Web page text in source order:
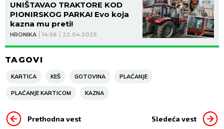
HRONIKA 14:56 22.04.2025
UNIŠTAVAO TRAKTORE KOD
PIONIRSKOG PARKA! Evo koja
kazna mu preti!
TAGOVI
KARTICA KEŠ GOTOVINA PLAĆANJE
PLAĆANJE KARTICOM KAZNA
Prethodna vest Sledeća vest